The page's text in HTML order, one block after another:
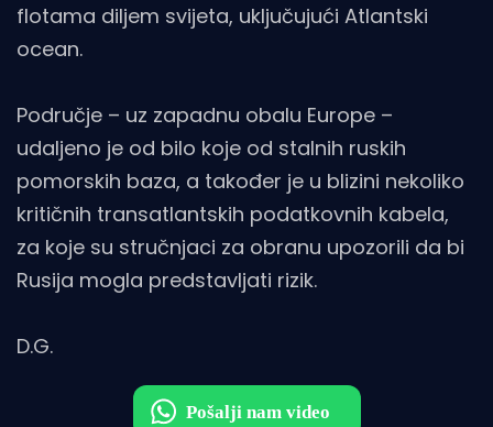
flotama diljem svijeta, uključujući Atlantski
ocean.
Područje – uz zapadnu obalu Europe –
udaljeno je od bilo koje od stalnih ruskih
pomorskih baza, a također je u blizini nekoliko
kritičnih transatlantskih podatkovnih kabela,
za koje su stručnjaci za obranu upozorili da bi
Rusija mogla predstavljati rizik.
D.G.